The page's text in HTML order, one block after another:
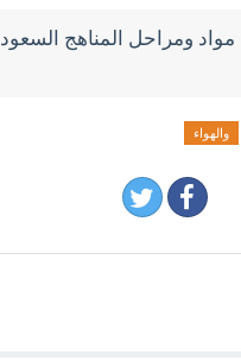
ومراحل المناهج
والهواء